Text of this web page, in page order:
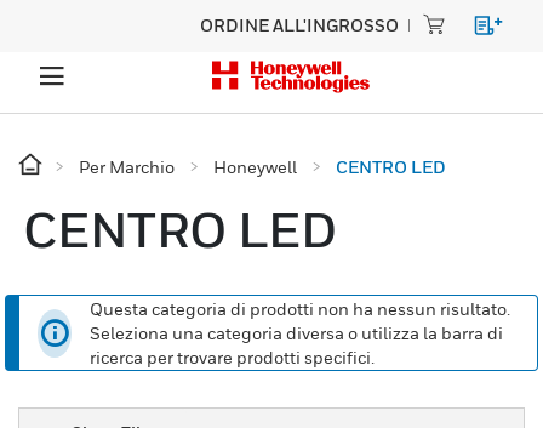
ORDINE ALL'INGROSSO
Per Marchio Honeywell CENTRO LED
CENTRO LED
Questa categoria di prodotti non ha nessun risultato.
Seleziona una categoria diversa o utilizza la barra di
ricerca per trovare prodotti specifici.